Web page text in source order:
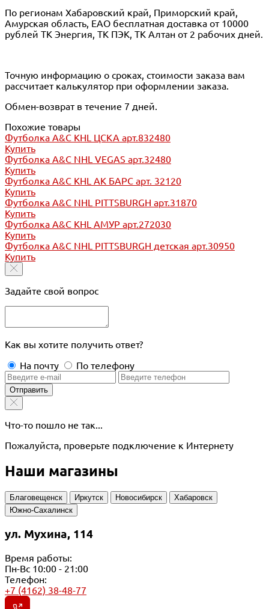
По регионам Хабаровский край, Приморский край,
Амурская область, ЕАО бесплатная доставка от 10000
рублей ТК Энергия, ТК ПЭК, ТК Алтан от 2 рабочих дней.
Точную информацию о сроках, стоимости заказа вам
рассчитает калькулятор при оформлении заказа.
Обмен-возврат в течение 7 дней.
Похожие товары
Футболка A&C KHL ЦСКА арт.832480
Купить
Футболка A&C NHL VEGAS арт.32480
Купить
Футболка A&C KHL АК БАРС арт. 32120
Купить
Футболка A&C NHL PITTSBURGH арт.31870
Купить
Футболка A&C KHL АМУР арт.272030
Купить
Футболка A&C NHL PITTSBURGH детская арт.30950
Купить
Задайте свой вопрос
Как вы хотите получить ответ?
На почту
По телефону
Отправить
Что-то пошло не так...
Пожалуйста, проверьте подключение к Интернету
Наши магазины
Благовещенск Иркутск Новосибирск
Хабаровск
Южно-Сахалинск
ул. Мухина, 114
Время работы:
Пн-Вс 10:00 - 21:00
Телефон:
+7 (4162) 38-48-77